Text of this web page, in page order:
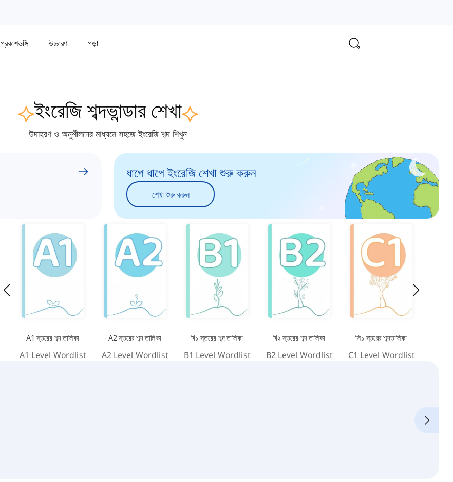
প্রকাশভঙ্গি উচ্চারণ পড়া
ইংরেজি শব্দভান্ডার শেখা
উদাহরণ ও অনুশীলনের মাধ্যমে সহজে ইংরেজি শব্দ শিখুন
ধাপে ধাপে ইংরেজি শেখা শুরু করুন
শেখা শুরু করুন
A1 স্তরের শব্দ তালিকা
A1 Level Wordlist
A2 স্তরের শব্দ তালিকা
A2 Level Wordlist
বি১ স্তরের শব্দ তালিকা
B1 Level Wordlist
বি২ স্তরের শব্দ তালিকা
B2 Level Wordlist
সি১ স্তরের শব্দতালিকা
C1 Level Wordlist